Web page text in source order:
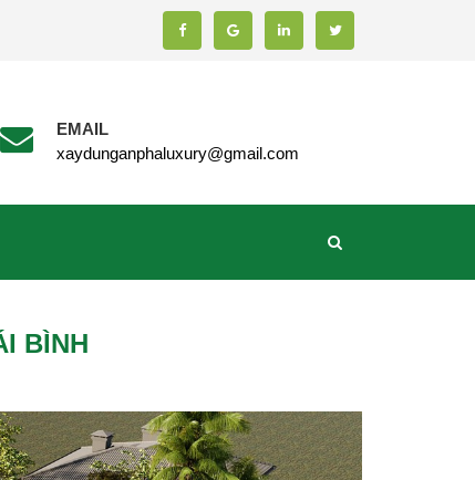
EMAIL
xaydunganphaluxury@gmail.com
BÌNH